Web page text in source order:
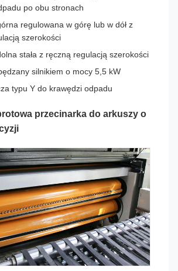
po obu stronach
regulowana w górę lub w dół z
szerokości
stała z ręczną regulacją szerokości
silnikiem o mocy 5,5 kW
typu Y do krawędzi odpadu
przecinarka do arkuszy o